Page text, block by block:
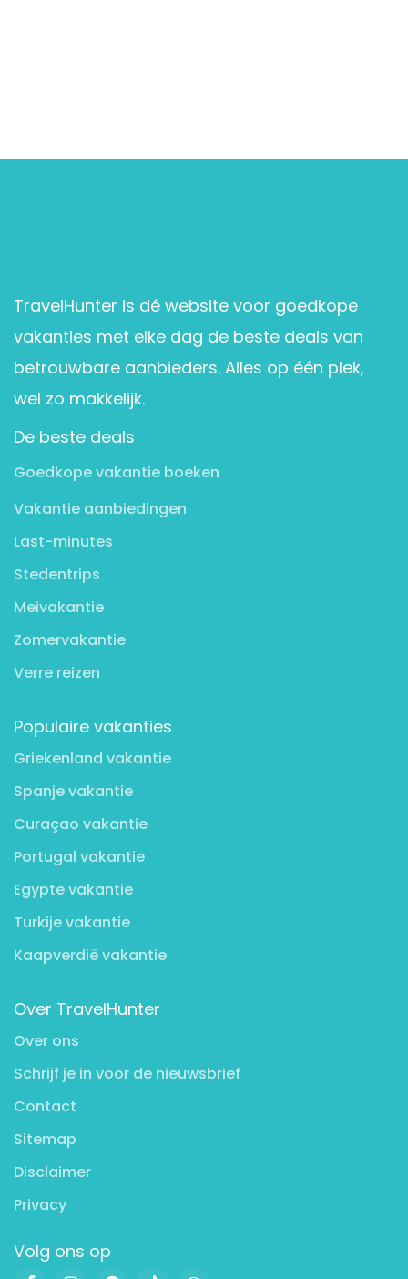
TravelHunter is dé website voor goedkope
vakanties met elke dag de beste deals van
betrouwbare aanbieders. Alles op één plek,
wel zo makkelijk.
De beste deals
Goedkope vakantie boeken
Vakantie aanbiedingen
Last-minutes
Stedentrips
Meivakantie
Zomervakantie
Verre reizen
Populaire vakanties
Griekenland vakantie
Spanje vakantie
Curaçao vakantie
Portugal vakantie
Egypte vakantie
Turkije vakantie
Kaapverdië vakantie
Over TravelHunter
Over ons
Schrijf je in voor de nieuwsbrief
Contact
Sitemap
Disclaimer
Privacy
Volg ons op